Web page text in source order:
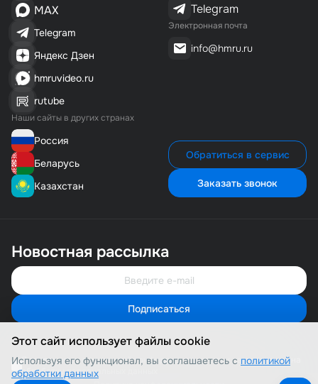
MAX
Telegram
Яндекс Дзен
hmruvideo.ru
rutube
Наши сайты в других странах
Россия
Беларусь
Казахстан
Telegram
Электронная почта
info@hmru.ru
Обратиться в сервис
Заказать звонок
Новостная рассылка
Я соглашаюсь с политикой конфиденциальности и даю согласие на
обработку персональных данных
Подписаться
Свяжитесь с нами
Мы онлайн и готовы помочь
Позвонить нам
8 (800) 500-1-495
Этот сайт использует файлы cookie
Используя его функционал, вы соглашаетесь с политикой
обработки данных